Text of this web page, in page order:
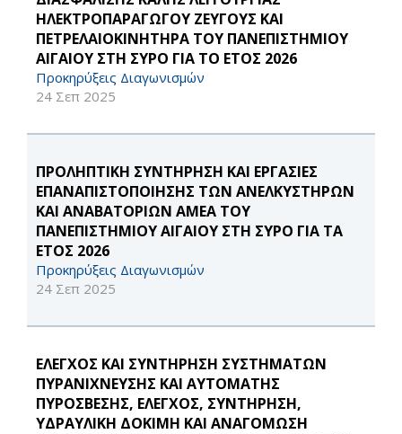
ΗΛΕΚΤΡΟΠΑΡΑΓΩΓΟΥ ΖΕΥΓΟΥΣ ΚΑΙ
ΠΕΤΡΕΛΑΙΟΚΙΝΗΤΗΡΑ ΤΟΥ ΠΑΝΕΠΙΣΤΗΜΙΟΥ
ΑΙΓΑΙΟΥ ΣΤΗ ΣΥΡΟ ΓΙΑ ΤΟ ΕΤΟΣ 2026
Προκηρύξεις Διαγωνισμών
24 Σεπ 2025
ΠΡΟΛΗΠΤΙΚΗ ΣΥΝΤΗΡΗΣΗ ΚΑΙ ΕΡΓΑΣΙΕΣ
ΕΠΑΝΑΠΙΣΤΟΠΟΙΗΣΗΣ ΤΩΝ ΑΝΕΛΚΥΣΤΗΡΩΝ
ΚΑΙ ΑΝΑΒΑΤΟΡΙΩΝ ΑΜΕΑ ΤΟΥ
ΠΑΝΕΠΙΣΤΗΜΙΟΥ ΑΙΓΑΙΟΥ ΣΤΗ ΣΥΡΟ ΓΙΑ ΤΑ
ΕΤΟΣ 2026
Προκηρύξεις Διαγωνισμών
24 Σεπ 2025
ΕΛΕΓΧΟΣ ΚΑΙ ΣΥΝΤΗΡΗΣΗ ΣΥΣΤΗΜΑΤΩΝ
ΠΥΡΑΝΙΧΝΕΥΣΗΣ ΚΑΙ ΑΥΤΟΜΑΤΗΣ
ΠΥΡΟΣΒΕΣΗΣ, ΕΛΕΓΧΟΣ, ΣΥΝΤΗΡΗΣΗ,
ΥΔΡΑΥΛΙΚΗ ΔΟΚΙΜΗ ΚΑΙ ΑΝΑΓΟΜΩΣΗ